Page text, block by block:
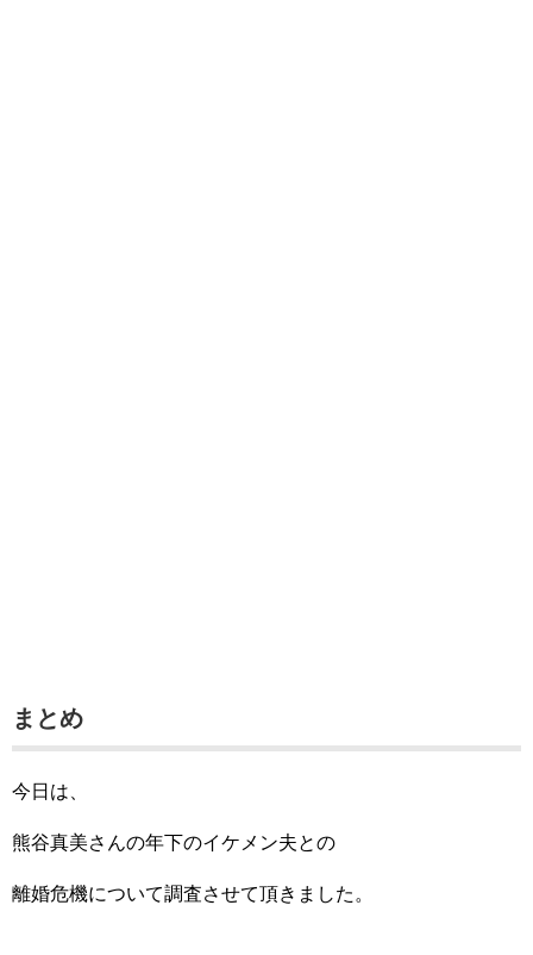
まとめ
今日は、
熊谷真美さんの年下のイケメン夫との
離婚危機について調査させて頂きました。